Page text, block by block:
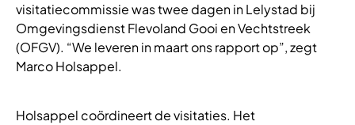
visitatiecommissie was twee dagen in Lelystad bij
Omgevingsdienst Flevoland Gooi en Vechtstreek
(OFGV). “We leveren in maart ons rapport op”, zegt
Marco Holsappel.
Holsappel coördineert de visitaties. Het